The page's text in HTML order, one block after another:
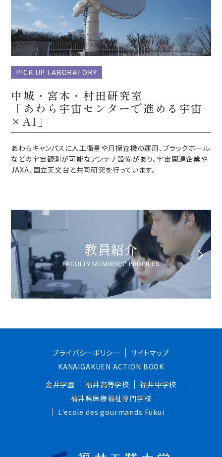
PICK UP LABORATORY
中城・宮本・村田研究室
「あわら宇宙センターで進める宇宙
×AI​」
あわらキャンパスに人工衛星や月探査機の運用、ブラックホール
などの宇宙観測が可能なアンテナ設備があり、宇宙関連企業や
JAXA、国立天文台と共同研究を行っています。
教員紹介
FACULTY MEMBERS' PROFILES
プライバシーポリシー
サイトマップ
KANAIGAKUEN ACTION BOOK
金井学園
福井高等学校
福井中学校
福井県医療福祉専門学校
L'ecole des gourmands Fukui